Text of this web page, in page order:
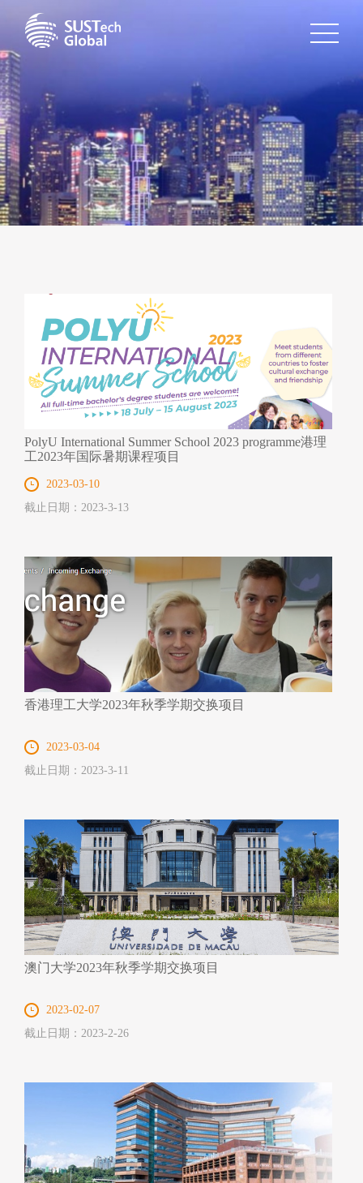
PolyU International Summer School 2023 programme港理
工2023年国际暑期课程项目
2023-03-10
截止日期：2023-3-13
香港理工大学2023年秋季学期交换项目
2023-03-04
截止日期：2023-3-11
澳门大学2023年秋季学期交换项目
2023-02-07
截止日期：2023-2-26